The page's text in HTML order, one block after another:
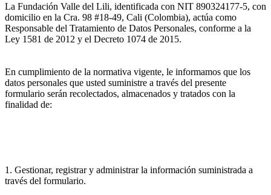
La Fundación Valle del Lili, identificada con NIT 890324177-5, con
domicilio en la Cra. 98 #18-49, Cali (Colombia), actúa como
Responsable del Tratamiento de Datos Personales, conforme a la
Ley 1581 de 2012 y el Decreto 1074 de 2015.
En cumplimiento de la normativa vigente, le informamos que los
datos personales que usted suministre a través del presente
formulario serán recolectados, almacenados y tratados con la
finalidad de:
1. Gestionar, registrar y administrar la información suministrada a
través del formulario.